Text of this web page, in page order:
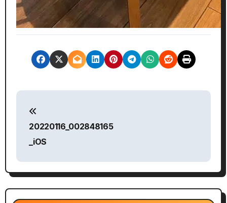
文
章
導
覽
20220116_002848165
_iOS